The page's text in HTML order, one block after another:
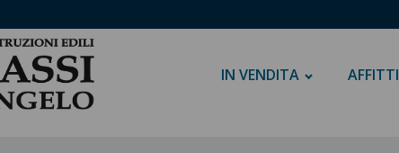
IN VENDITA AFFITTI